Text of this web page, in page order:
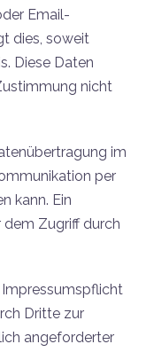
Email-
dies, soweit
Diese Daten
nicht
im
per
kann. Ein
Zugriff durch
Dritte zur
angeforderter